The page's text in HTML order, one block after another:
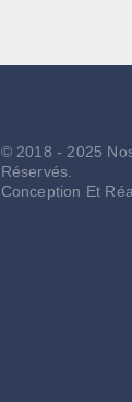
© 2018 - 2025
Réservés.
Conception Et